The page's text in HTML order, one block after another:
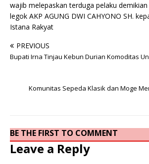
wajib melepaskan terduga pelaku
legok AKP AGUNG DWI CAHYONO SH.
Istana Rakyat
PREVIOUS
Bupati Irna Tinjau Kebun Durian Komoditas
Komunitas Sepeda Klasik dan Moge
BE THE FIRST TO COMMENT
Leave a Reply